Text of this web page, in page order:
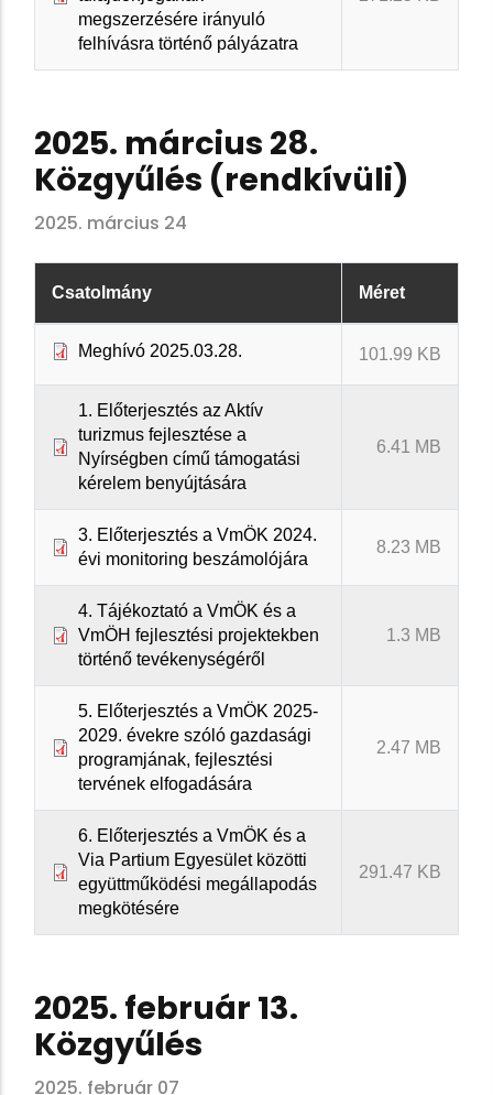
megszerzésére irányuló
felhívásra történő pályázatra
2025. március 28.
Közgyűlés (rendkívüli)
2025. március 24
Csatolmány Méret
Meghívó 2025.03.28. 101.99 KB
1. Előterjesztés az Aktív
turizmus fejlesztése a
Nyírségben című támogatási
kérelem benyújtására
6.41 MB
3. Előterjesztés a VmÖK 2024.
évi monitoring beszámolójára
8.23 MB
4. Tájékoztató a VmÖK és a
VmÖH fejlesztési projektekben
történő tevékenységéről
1.3 MB
5. Előterjesztés a VmÖK 2025-
2029. évekre szóló gazdasági
programjának, fejlesztési
tervének elfogadására
2.47 MB
6. Előterjesztés a VmÖK és a
Via Partium Egyesület közötti
együttműködési megállapodás
megkötésére
291.47 KB
2025. február 13.
Közgyűlés
2025. február 07